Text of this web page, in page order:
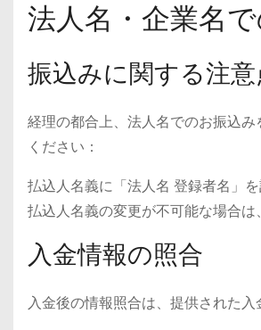
法人名・企業名
振込みに関する注意
経理の都合上、法人名でのお振込
ください：
払込人名義に「法人名 登録者名」を
払込人名義の変更が不可能な場合は
入金情報の照合
入金後の情報照合は、提供された入